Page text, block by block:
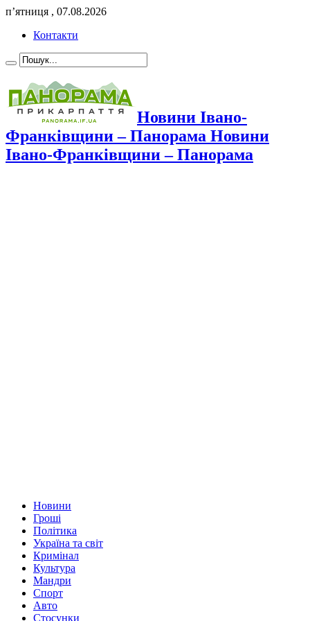
п’ятниця , 07.08.2026
Контакти
Новини Івано-
Франківщини – Панорама Новини
Івано-Франківщини – Панорама
Новини
Гроші
Політика
Україна та світ
Кримінал
Культура
Мандри
Спорт
Авто
Стосунки